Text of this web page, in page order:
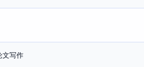
文写作